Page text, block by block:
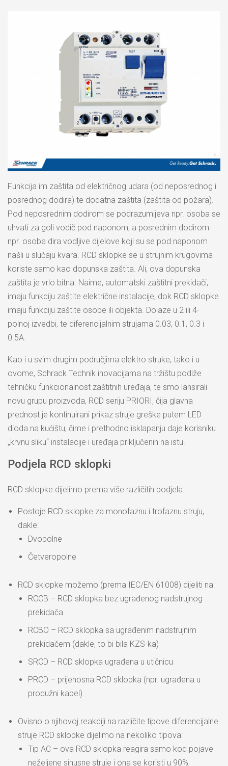
Funkcija im zaštita od električnog udara (od neposrednog i
posrednog dodira) te dodatna zaštita (zaštita od požara).
Pod neposrednim dodirom se podrazumijeva npr. osoba se
uhvati za goli vodič pod naponom, a posrednim dodirom
npr. osoba dira vodljive dijelove koji su se pod naponom
našli u slučaju kvara. RCD sklopke se u strujnim krugovima
koriste samo kao dopunska zaštita. Ali, ova dopunska
zaštita je vrlo bitna. Naime, automatski zaštitni prekidači,
imaju funkciju zaštite električne instalacije, dok RCD sklopke
imaju funkciju zaštite osobe ili objekta. Dolaze u 2 ili 4-
polnoj izvedbi, te diferencijalnim strujama 0.03, 0.1, 0.3 i
0.5A.
Kao i u svim drugim područjima elektro struke, tako i u
ovome, Schrack Technik inovacijama na tržištu podiže
tehničku funkcionalnost zaštitnih uređaja, te smo lansirali
novu grupu proizvoda, RCD seriju PRIORI, čija glavna
prednost je kontinuirani prikaz struje greške putem LED
dioda na kućištu, čime i prethodno isklapanju daje korisniku
„krvnu sliku“ instalacije i uređaja priključenih na istu.
Podjela RCD sklopki
RCD sklopke dijelimo prema više različitih podjela:
Postoje RCD sklopke za monofaznu i trofaznu struju,
dakle:
Dvopolne
Četveropolne
RCD sklopke možemo (prema IEC/EN 61008) dijeliti na:
RCCB – RCD sklopka bez ugrađenog nadstrujnog
prekidača
RCBO – RCD sklopka sa ugrađenim nadstrujnim
prekidačem (dakle, to bi bila KZS-ka)
SRCD – RCD sklopka ugrađena u utičnicu
PRCD – prijenosna RCD sklopka (npr. ugrađena u
produžni kabel)
Ovisno o njihovoj reakciji na različite tipove diferencijalne
struje RCD sklopke dijelimo na nekoliko tipova:
Tip AC – ova RCD sklopka reagira samo kod pojave
neželjene sinusne struje i ona se koristi u 90%